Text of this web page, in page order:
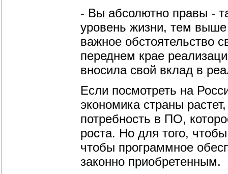
- Вы абсолютно правы -
уровень жизни, тем
важное обстоятельство
переднем крае
вносила свой вклад в
Если посмотреть на
экономика страны
потребность в ПО,
роста. Но для того,
чтобы программное
законно приобретенным.